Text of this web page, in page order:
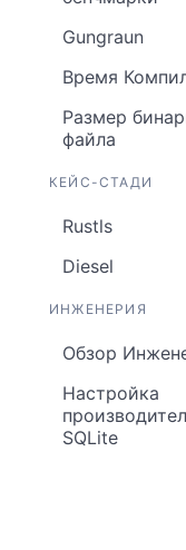
Gungraun
Время
Размер
файла
КЕЙС-СТАДИ
Rustls
Diesel
ИНЖЕНЕРИЯ
Обзор
Настройка
SQLite